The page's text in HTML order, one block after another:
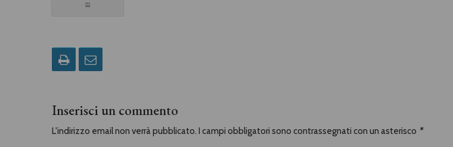
Inserisci un commento
L'indirizzo email non verrà pubblicato. I campi obbligatori sono contrassegnati con un asterisco *